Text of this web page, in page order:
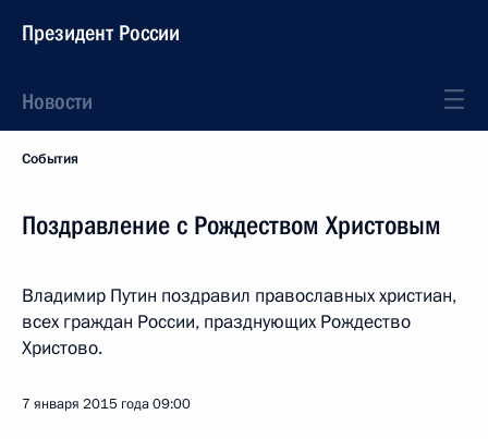
Президент России
Новости
События
Поздравление с Рождеством Христовым
Владимир Путин поздравил православных христиан,
всех граждан России, празднующих Рождество
Христово.
7 января 2015 года09:00